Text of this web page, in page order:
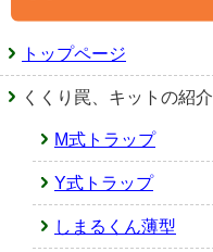
トップページ
くくり罠、キットの紹介
M式トラップ
Y式トラップ
しまるくん薄型